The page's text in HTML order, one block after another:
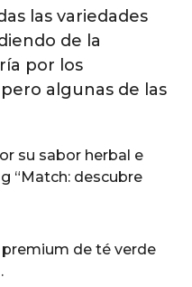
las variedades
de la
por los
algunas de las
su sabor herbal e
“Match: descubre
de té verde